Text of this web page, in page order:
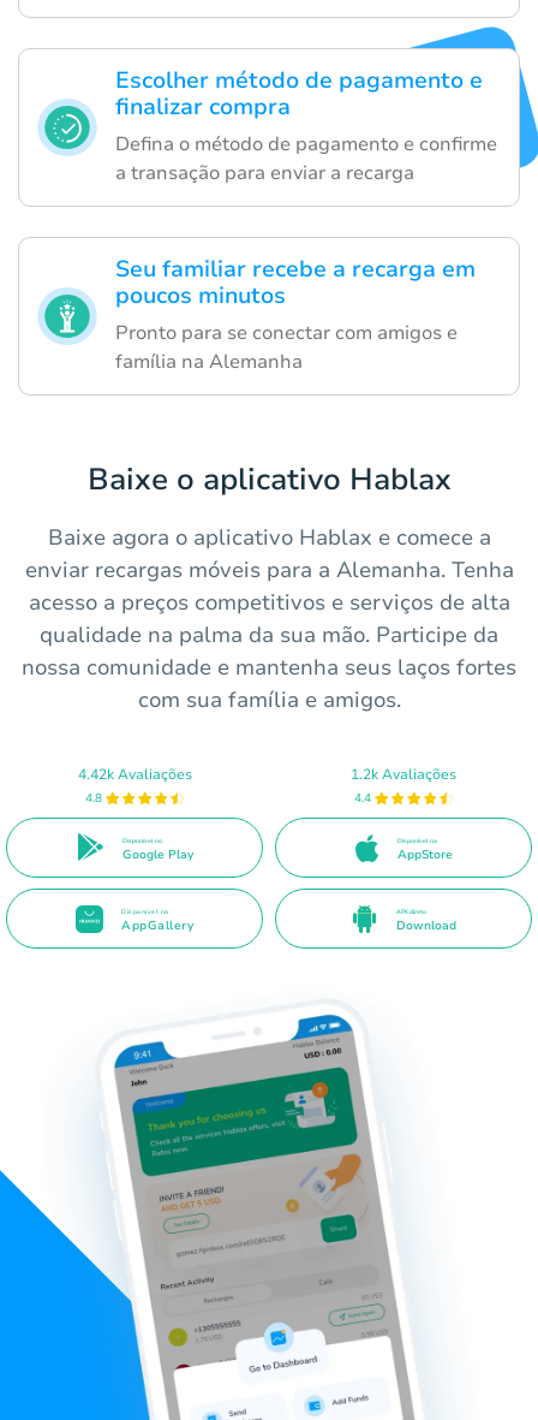
Escolher método de pagamento e
finalizar compra
Defina o método de pagamento e confirme
a transação para enviar a recarga
Seu familiar recebe a recarga em
poucos minutos
Pronto para se conectar com amigos e
família na Alemanha
Baixe o aplicativo Hablax
Baixe agora o aplicativo Hablax e comece a
enviar recargas móveis para a Alemanha. Tenha
acesso a preços competitivos e serviços de alta
qualidade na palma da sua mão. Participe da
nossa comunidade e mantenha seus laços fortes
com sua família e amigos.
4.42k Avaliações
4.8
Disponível no
Google Play
1.2k Avaliações
4.4
Disponível na
AppStore
Disponível na
AppGallery
APK direto
Download